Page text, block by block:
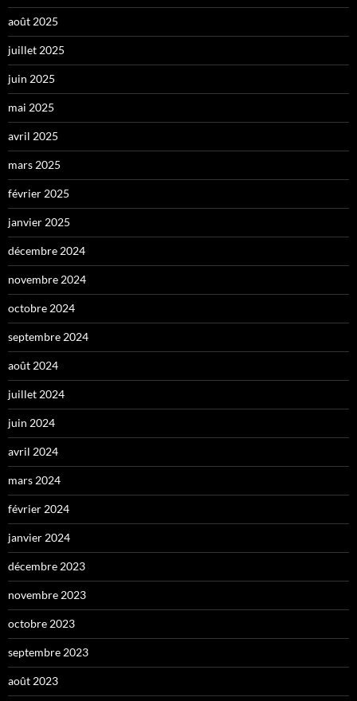
août 2025
juillet 2025
juin 2025
mai 2025
avril 2025
mars 2025
février 2025
janvier 2025
décembre 2024
novembre 2024
octobre 2024
septembre 2024
août 2024
juillet 2024
juin 2024
avril 2024
mars 2024
février 2024
janvier 2024
décembre 2023
novembre 2023
octobre 2023
septembre 2023
août 2023